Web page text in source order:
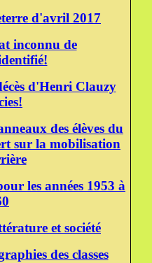
d'avril 2017
inconnu de
d'Henri Clauzy
des élèves du
sur la mobilisation
les années 1953 à
et société
des classes